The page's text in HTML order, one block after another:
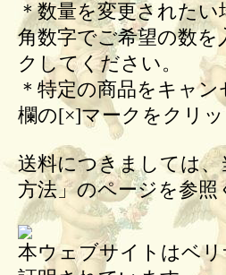
＊数量を変更された
角数字でご希望の数
クしてください。
＊特定の商品をキャ
欄の[×]マークをクリ
送料につきましては
方法」のページを参照
本ウェブサイトはベ